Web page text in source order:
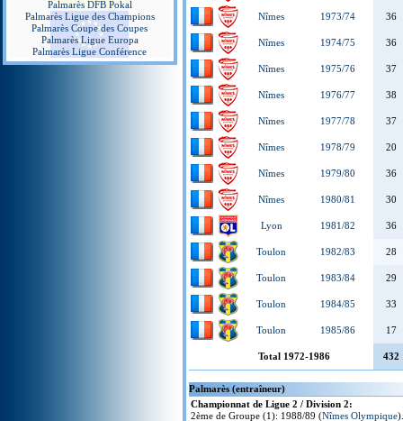
Palmarès DFB Pokal
Palmarès Ligue des Champions
Palmarès Coupe des Coupes
Palmarès Ligue Europa
Palmarès Ligue Conférence
Nîmes 1973/74 36
Nîmes 1974/75 36
Nîmes 1975/76 37
Nîmes 1976/77 38
Nîmes 1977/78 37
Nîmes 1978/79 20
Nîmes 1979/80 36
Nîmes 1980/81 30
Lyon 1981/82 36
Toulon 1982/83 28
Toulon 1983/84 29
Toulon 1984/85 33
Toulon 1985/86 17
Total 1972-1986 432
Palmarès (entraîneur)
Championnat de Ligue 2 / Division 2:
2ème de Groupe (1): 1988/89 (Nîmes Olympique).